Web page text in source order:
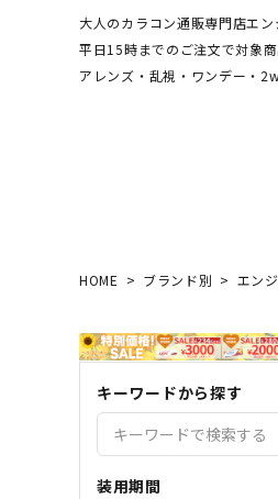
大人のカラコン通販専門店エ
平日15時までのご注文で対象
アレンズ・乱視・ワンデー・
ディファインモイスト
エバーカラーシリーズ
レヴィアワンマンス
3CE
その他ブランドはこ
乱視カラコン比較
バレないカラコン
HOME ブランド別 エン
キーワードから探す
装用期間